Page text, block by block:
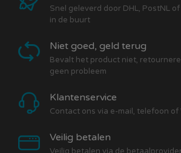
Snel geleverd door DHL, PostNL
in de buurt
Niet goed, geld terug
Bevalt het product niet,
geen probleem
Klantenservice
Contact ons via e-mail, telefoon of
Veilig betalen